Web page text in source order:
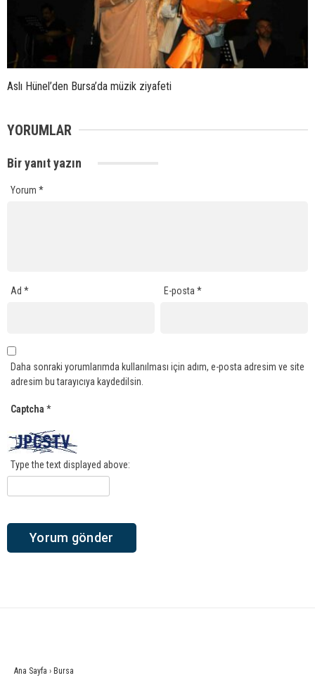
Aslı Hünel’den Bursa’da müzik ziyafeti
YORUMLAR
Bir yanıt yazın
Yorum *
Ad * E-posta*
Daha sonraki yorumlarımda kullanılması için adım, e-posta adresim ve site
adresim bu tarayıcıya kaydedilsin.
Captcha *
Type the text displayed above:
Ana Sayfa › Bursa